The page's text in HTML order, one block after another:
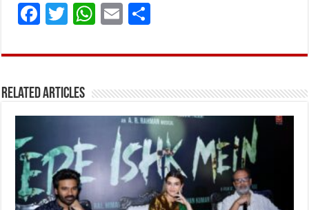
F
ce
o
o
k
T
it
r
W
at
A
p
p
E
ai ar
Related Articles